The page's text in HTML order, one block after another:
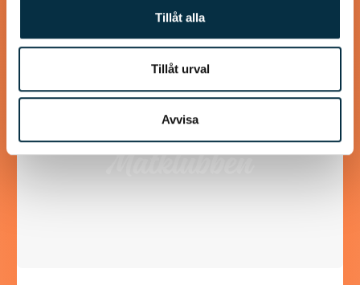
Tillåt alla
Tillåt urval
Avvisa